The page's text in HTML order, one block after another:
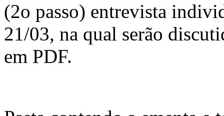
(2o passo) entrevista
21/03, na qual serão
em PDF.